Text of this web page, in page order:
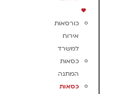
כורסאות
אירוח
למשרד
כסאות
המתנה
כסאות